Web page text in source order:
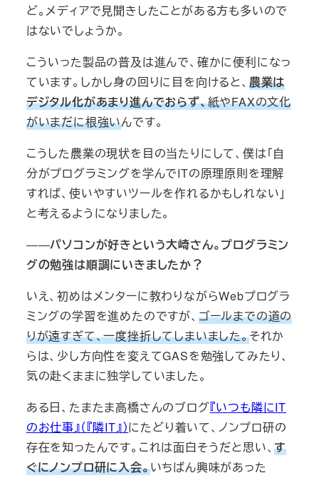
ど。メディアで見聞きしたことがある方も多いので
はないでしょうか。
こういった製品の普及は進んで、確かに便利になっ
ています。しかし身の回りに目を向けると、 農業は
デジタル化があまり進んでおらず、紙やFAXの文化
がいまだに根強いんです。
こうした農業の現状を目の当たりにして、僕は「自
分がプログラミングを学んでITの原理原則を理解
すれば、使いやすいツールを作れるかもしれない」
と考えるようになりました。
――パソコンが好きという大崎さん。プログラミン
グの勉強は順調にいきましたか？
いえ、初めはメンターに教わりながらWebプログラ
ミングの学習を進めたのですが、 ゴールまでの道の
りが遠すぎて、一度挫折してしまいました。それか
らは、少し方向性を変えてGASを勉強してみたり、
気の赴くままに独学していました。
ある日、たまたま高橋さんのブログ『いつも隣にIT
のお仕事』（『隣IT』）にたどり着いて、ノンプロ研の
存在を知ったんです。これは面白そうだと思い、す
ぐにノンプロ研に入会。いちばん興味があった